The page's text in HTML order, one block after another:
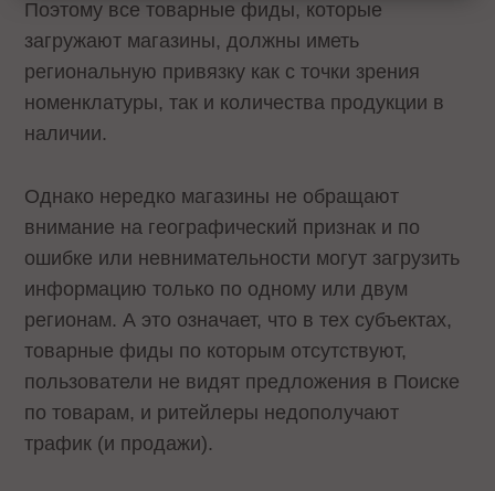
Поэтому все товарные фиды, которые
загружают магазины, должны иметь
региональную привязку как с точки зрения
номенклатуры, так и количества продукции в
наличии.
Однако нередко магазины не обращают
внимание на географический признак и по
ошибке или невнимательности могут загрузить
информацию только по одному или двум
регионам. А это означает, что в тех субъектах,
товарные фиды по которым отсутствуют,
пользователи не видят предложения в Поиске
по товарам, и ритейлеры недополучают
трафик (и продажи).